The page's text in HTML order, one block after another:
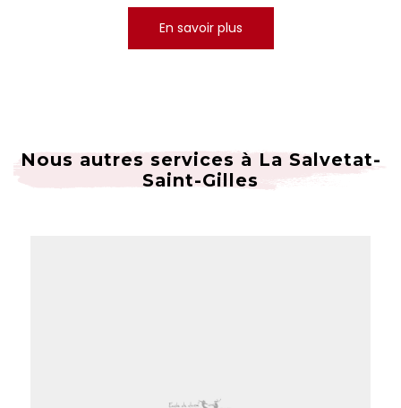
En savoir plus
Nous autres services à La Salvetat-
Saint-Gilles